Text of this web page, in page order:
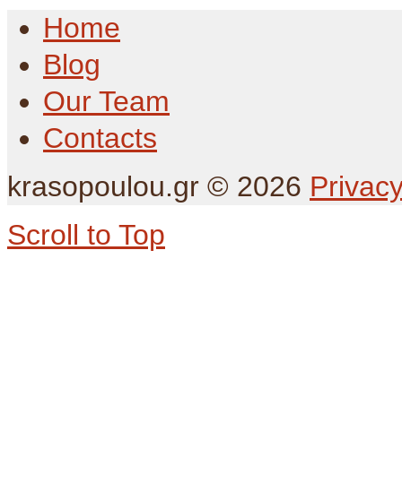
Home
Blog
Our Team
Contacts
krasopoulou.gr © 2026
Scroll to Top